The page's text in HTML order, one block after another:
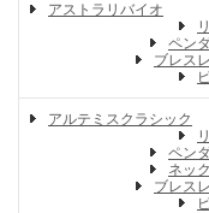
アストラリバイオ
ペン
ブレス
アルテミスクラシック
ペン
ネッ
ブレス